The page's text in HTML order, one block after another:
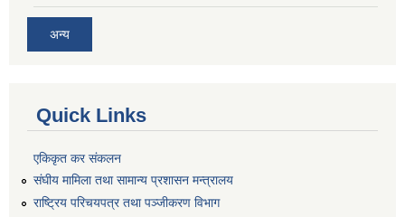
अन्य
Quick Links
एकिकृत कर संकलन
संघीय मामिला तथा सामान्य प्रशासन मन्त्रालय
राष्ट्रिय परिचयपत्र तथा पञ्जीकरण विभाग